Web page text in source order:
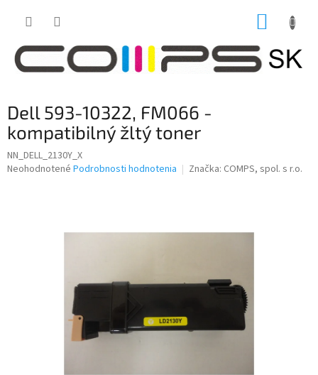
Dell 593-10322, FM066 -
kompatibilný žltý toner
NN_DELL_2130Y_X
Priemerné
Neohodnotené Podrobnosti hodnotenia Značka: COMPS, spol. s r.o.